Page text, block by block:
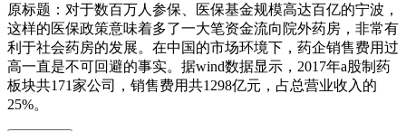
原标题：对于数百万人参保、医保基金规模高达百亿的宁波，
这样的医保政策意味着多了一大笔资金流向院外药房，非常有
利于社会药房的发展。在中国的市场环境下，药企销售费用过
高一直是不可回避的事实。据wind数据显示，2017年a股制药
板块共171家公司，销售费用共1298亿元，占总营业收入的
25%。